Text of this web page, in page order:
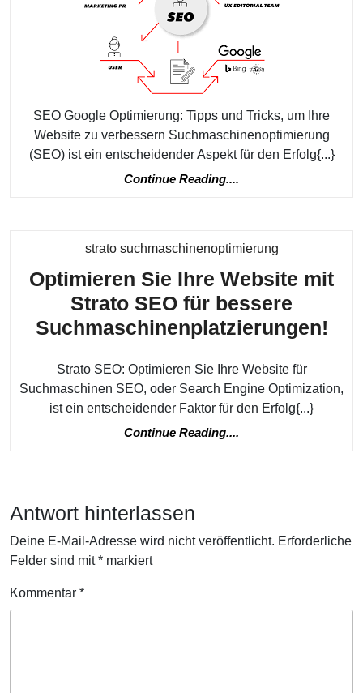
SEO Google Optimierung: Tipps und Tricks, um Ihre
Website zu verbessern Suchmaschinenoptimierung
(SEO) ist ein entscheidender Aspekt für den Erfolg{...}
Continue Reading....
strato suchmaschinenoptimierungKategorie
Optimieren Sie Ihre Website mit
Strato SEO für bessere
Suchmaschinenplatzierungen!
Strato SEO: Optimieren Sie Ihre Website für
Suchmaschinen SEO, oder Search Engine Optimization,
ist ein entscheidender Faktor für den Erfolg{...}
Continue Reading....
Antwort hinterlassen
Deine E-Mail-Adresse wird nicht veröffentlicht. Erforderliche
Felder sind mit* markiert
Kommentar *